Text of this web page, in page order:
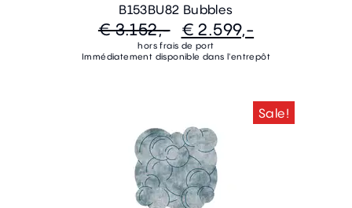
B153BU82 Bubbles
€ 3.152,- € 2.599,-
hors frais de port
Immédiatement disponible dans l'entrepôt
Sale!